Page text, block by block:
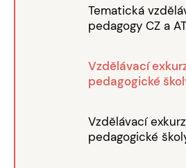
Tematická
pedagogy CZ a AT
Vzdělávací
pedagogické
Vzdělávací
pedagogické